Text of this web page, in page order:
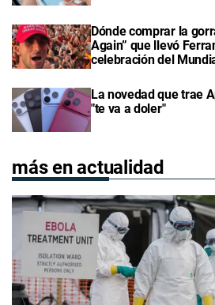
Dónde comprar la
Again” que llevó
celebración del
La novedad que trae
"te va a doler"
más en actualidad